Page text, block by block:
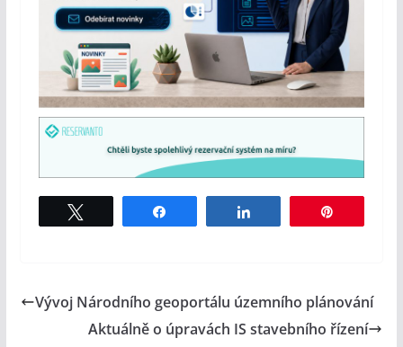
Vývoj Národního geoportálu územního plánování
Aktuálně o úpravách IS stavebního řízení